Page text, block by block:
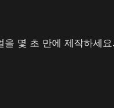
몇 초 만에 제작하세요.